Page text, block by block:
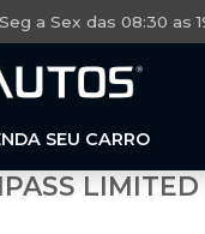
Seg a Sex das 08:30 as
SEU CARRO